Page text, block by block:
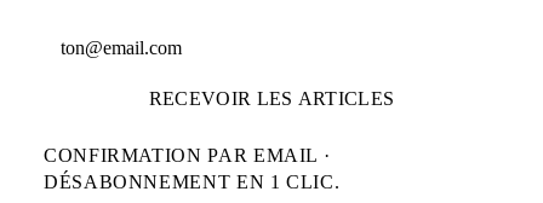
RECEVOIR LES ARTICLES
CONFIRMATION PAR EMAIL ·
DÉSABONNEMENT EN 1 CLIC.